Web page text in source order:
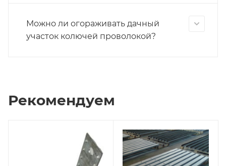
Можно ли огораживать дачный
участок колючей проволокой?
Рекомендуем